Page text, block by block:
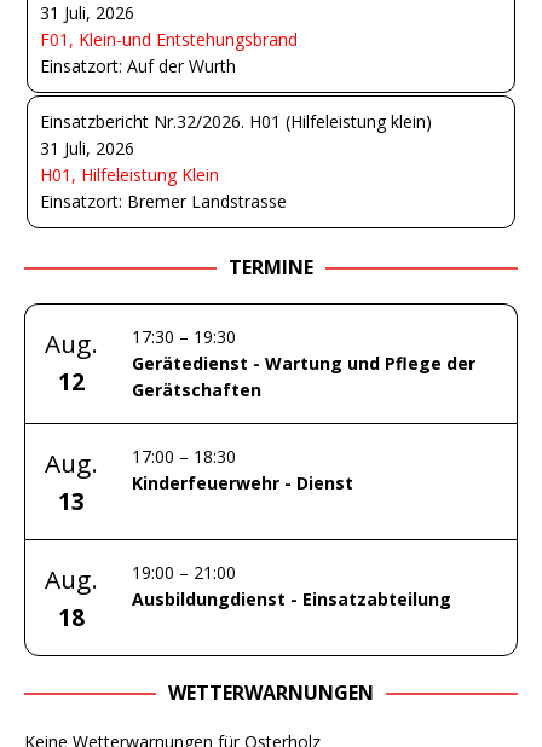
31 Juli, 2026
F01, Klein-und Entstehungsbrand
Einsatzort: Auf der Wurth
Einsatzbericht Nr.32/2026. H01 (Hilfeleistung klein)
31 Juli, 2026
H01, Hilfeleistung Klein
Einsatzort: Bremer Landstrasse
TERMINE
Aug.
12
17:30 – 19:30
Gerätedienst - Wartung und Pflege der
Gerätschaften
Aug.
13
17:00 – 18:30
Kinderfeuerwehr - Dienst
Aug.
18
19:00 – 21:00
Ausbildungdienst - Einsatzabteilung
WETTERWARNUNGEN
Keine Wetterwarnungen für Osterholz